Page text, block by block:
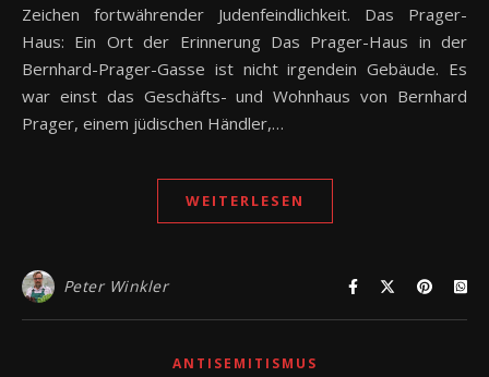
Zeichen fortwährender Judenfeindlichkeit. Das Prager-
Haus: Ein Ort der Erinnerung Das Prager-Haus in der
Bernhard-Prager-Gasse ist nicht irgendein Gebäude. Es
war einst das Geschäfts- und Wohnhaus von Bernhard
Prager, einem jüdischen Händler,…
WEITERLESEN
Peter Winkler
ANTISEMITISMUS